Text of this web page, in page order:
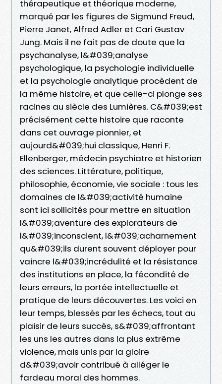
thérapeutique et théorique moderne,
marqué par les figures de Sigmund Freud,
Pierre Janet, Alfred Adler et Cari Gustav
Jung. Mais il ne fait pas de doute que la
psychanalyse, l&#039;analyse
psychologique, la psychologie individuelle
et la psychologie analytique procèdent de
la même histoire, et que celle-ci plonge ses
racines au siècle des Lumières. C&#039;est
précisément cette histoire que raconte
dans cet ouvrage pionnier, et
aujourd&#039;hui classique, Henri F.
Ellenberger, médecin psychiatre et historien
des sciences. Littérature, politique,
philosophie, économie, vie sociale : tous les
domaines de l&#039;activité humaine
sont ici sollicités pour mettre en situation
l&#039;aventure des explorateurs de
l&#039;inconscient, l&#039;acharnement
qu&#039;ils durent souvent déployer pour
vaincre l&#039;incrédulité et la résistance
des institutions en place, la fécondité de
leurs erreurs, la portée intellectuelle et
pratique de leurs découvertes. Les voici en
leur temps, blessés par les échecs, tout au
plaisir de leurs succès, s&#039;affrontant
les uns les autres dans la plus extrême
violence, mais unis par la gloire
d&#039;avoir contribué à alléger le
fardeau moral des hommes.